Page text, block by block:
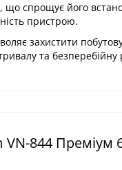
що спрощує його
пристрою.​
захистити
та безперебійну
844 Преміум